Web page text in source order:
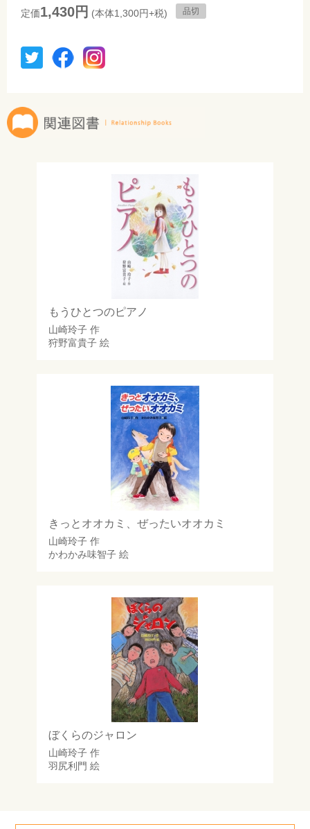
定価1,430円 (本体1,300円+税) 品切
もうひとつのピアノ
山崎玲子作
狩野富貴子絵
きっとオオカミ、ぜったいオオカミ
山崎玲子作
かわかみ味智子絵
ぼくらのジャロン
山崎玲子作
羽尻利門 絵